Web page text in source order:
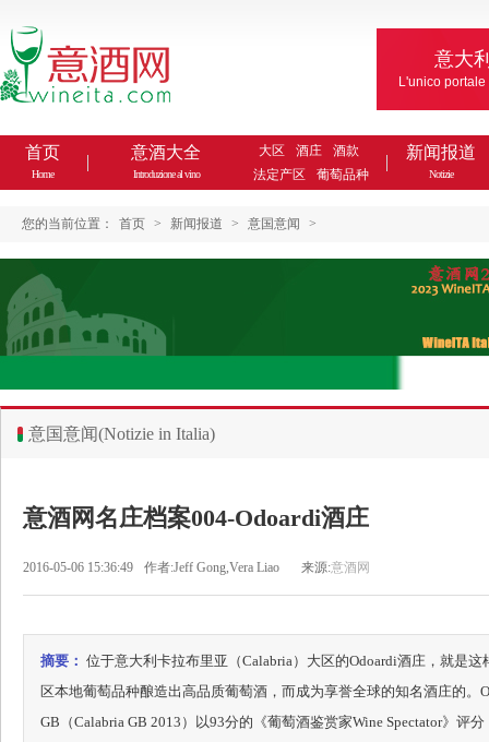
意大
L'unico
首页
Home
意酒大全
Introduzione al vino
大区 酒庄
酒款
法定产区
葡萄品种
新闻报道
Notizie
您的当前位置： 首页 > 新闻报道 > 意国意闻 >
意国意闻(Notizie in Italia)
意酒网名庄档案004-Odoardi酒庄
2016-05-06 15:36:49 作者:Jeff Gong,Vera Liao 来源:意酒网
摘要： 位于意大利卡拉布里亚（Calabria）大区的Odoardi酒庄，就是
区本地葡萄品种酿造出高品质葡萄酒，而成为享誉全球的知名酒庄的。
GB（Calabria GB 2013）以93分的《葡萄酒鉴赏家Wine Spectator》评